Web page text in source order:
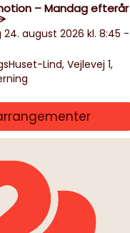
– Mandag efterår
24. august 2026 kl. 8:45 -
Lind, Vejlevej 1,